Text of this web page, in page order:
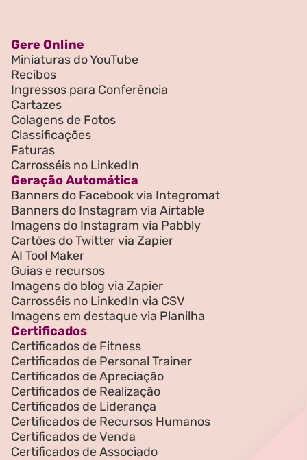
Gere Online
Miniaturas do YouTube
Recibos
Ingressos para Conferência
Cartazes
Colagens de Fotos
Classificações
Faturas
Carrosséis no LinkedIn
Geração Automática
Banners do Facebook via Integromat
Banners do Instagram via Airtable
Imagens do Instagram via Pabbly
Cartões do Twitter via Zapier
AI Tool Maker
Guias e recursos
Imagens do blog via Zapier
Carrosséis no LinkedIn via CSV
Imagens em destaque via Planilha
Certificados
Certificados de Fitness
Certificados de Personal Trainer
Certificados de Apreciação
Certificados de Realização
Certificados de Liderança
Certificados de Recursos Humanos
Certificados de Venda
Certificados de Associado